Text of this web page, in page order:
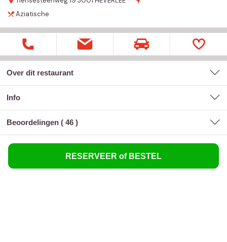
Aziatische
Over dit restaurant
Info
Beoordelingen ( 46 )
RESERVEER of BESTEL